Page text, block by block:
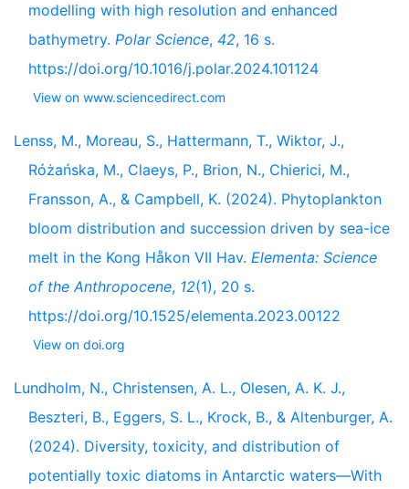
modelling with high resolution and enhanced
bathymetry. Polar Science, 42, 16 s.
https://doi.org/10.1016/j.polar.2024.101124
View on www.sciencedirect.com
Lenss, M., Moreau, S., Hattermann, T., Wiktor, J.,
Różańska, M., Claeys, P., Brion, N., Chierici, M.,
Fransson, A., & Campbell, K. (2024). Phytoplankton
bloom distribution and succession driven by sea-ice
melt in the Kong Håkon VII Hav. Elementa: Science
of the Anthropocene, 12(1), 20 s.
https://doi.org/10.1525/elementa.2023.00122
View on doi.org
Lundholm, N., Christensen, A. L., Olesen, A. K. J.,
Beszteri, B., Eggers, S. L., Krock, B., & Altenburger, A.
(2024). Diversity, toxicity, and distribution of
potentially toxic diatoms in Antarctic waters––With